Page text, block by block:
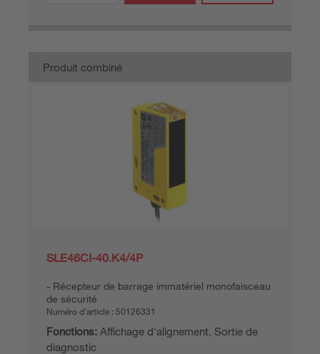
Produit combiné
SLE46CI-40.K4/4P
Récepteur de barrage immatériel monofaisceau
de sécurité
Numéro d’article : 50126331
Fonctions: Affichage d'alignement, Sortie de
diagnostic